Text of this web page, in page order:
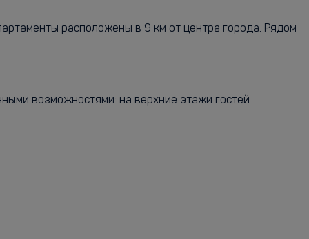
расположены в 9 км от центра города. Рядом
возможностями: на верхние этажи гостей